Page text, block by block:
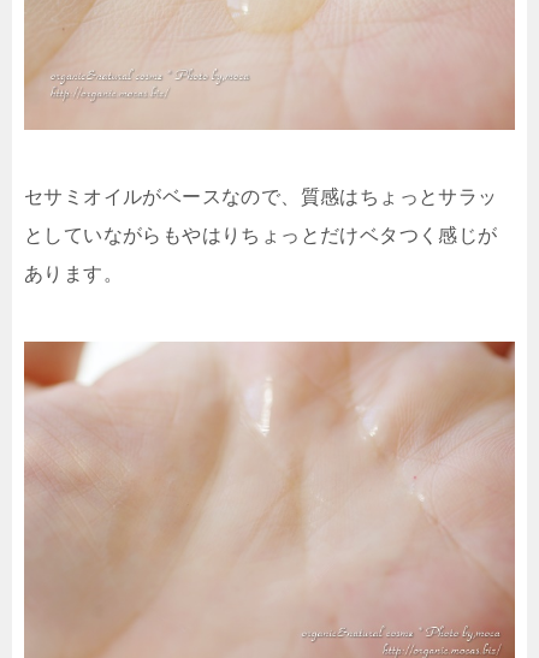
セサミオイルがベースなので、質感はちょっとサラッ
としていながらもやはりちょっとだけベタつく感じが
あります。